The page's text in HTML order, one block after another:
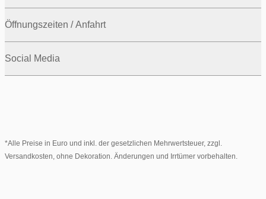
Öffnungszeiten / Anfahrt
Social Media
*Alle Preise in Euro und inkl. der gesetzlichen Mehrwertsteuer, zzgl.
Versandkosten, ohne Dekoration. Änderungen und Irrtümer vorbehalten.